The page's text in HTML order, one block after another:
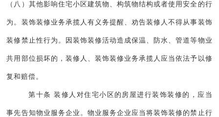
（八）其他影响住宅小区建筑物、构筑物结构或者使用安全的行
为。装饰装修业务承揽人有义务提醒、劝告装修人不得从事装饰
装修禁止性行为。因装饰装修活动造成保温、防水、管道等物业
共用部位损坏的，装修人、装饰装修业务承揽人应当依法予以修
复和赔偿。
第十条 装修人对住宅小区的房屋进行装饰装修的，应当
事先告知物业服务企业。物业服务企业应当将装饰装修的禁止行